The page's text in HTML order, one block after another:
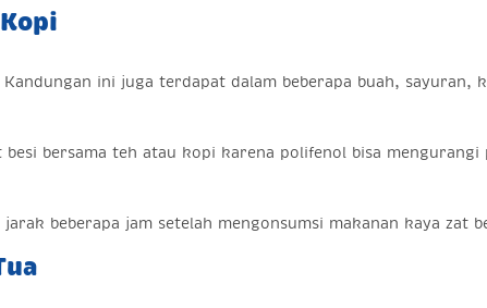
ini juga terdapat dalam beberapa buah, sayuran,
bersama teh atau kopi karena polifenol bisa mengurangi
beberapa jam setelah mengonsumsi makanan kaya zat